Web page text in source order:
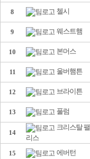
8 첼시
9 웨스트햄
10 본머스
11 울버햄튼
12 브라이튼
13 풀럼
14
크리스탈 팰
리스
15 에버턴